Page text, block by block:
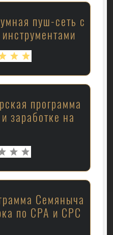
пуш-сеть с
программа
заработке на
Семяныча
по CPA и CPC